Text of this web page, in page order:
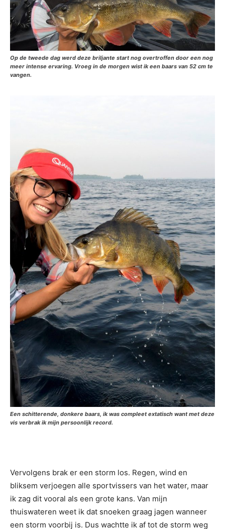
Op de tweede dag werd deze briljante start nog overtroffen door een nog
meer intense ervaring. Vroeg in de morgen wist ik een baars van 52 cm te
vangen.
Een schitterende, donkere baars, ik was compleet extatisch want met deze
vis verbrak ik mijn persoonlijk record.
Vervolgens brak er een storm los. Regen, wind en
bliksem verjoegen alle sportvissers van het water, maar
ik zag dit vooral als een grote kans. Van mijn
thuiswateren weet ik dat snoeken graag jagen wanneer
een storm voorbij is. Dus wachtte ik af tot de storm weg